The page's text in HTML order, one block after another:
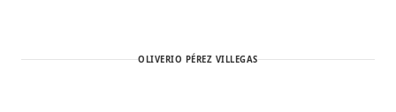
OLIVERIO PÉREZ VILLEGAS